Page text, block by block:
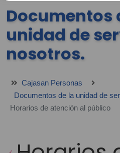
Documentos
unidad de
nosotros.
Cajasan Personas
Documentos de la unidad de
Horarios de atención al público